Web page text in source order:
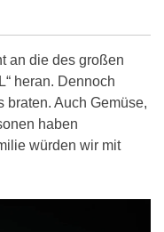
an die des großen
heran. Dennoch
braten. Auch Gemüse,
haben
würden wir mit